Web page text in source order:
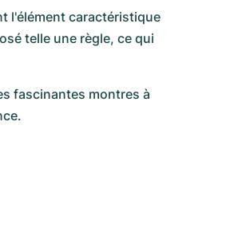
l'élément caractéristique
telle une règle, ce qui
fascinantes montres à